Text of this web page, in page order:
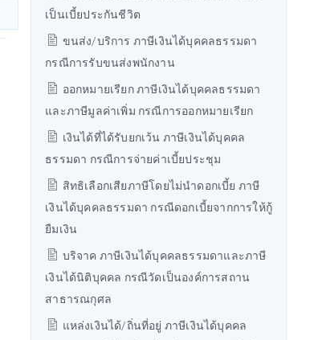
เป็นเบี้ยประกันชีวิต
ขนส่ง/บริการ ภาษีเงินได้บุคคลธรรมดา
กรณีการรับขนส่งพนักงาน
ออกหมายเรียก ภาษีเงินได้บุคคลธรรมดา
และภาษีมูลค่าเพิ่ม กรณีการออกหมายเรียก
เงินได้ที่ได้รับยกเว้น ภาษีเงินได้บุคคล
ธรรมดา กรณีการจ่ายค่าเบี้ยประชุม
สิทธิเลือกเสียภาษีโดยไม่นำดอกเบี้ย ภาษี
เงินได้บุคคลธรรมดา กรณีดอกเบี้ยจากการให้กู้
ยืมเงิน
บริจาค ภาษีเงินได้บุคคลธรรมดาและภาษี
เงินได้นิติบุคคล กรณีวัดเป็นองค์การสถาน
สาธารณกุศล
แหล่งเงินได้/ถิ่นที่อยู่ ภาษีเงินได้บุคคล